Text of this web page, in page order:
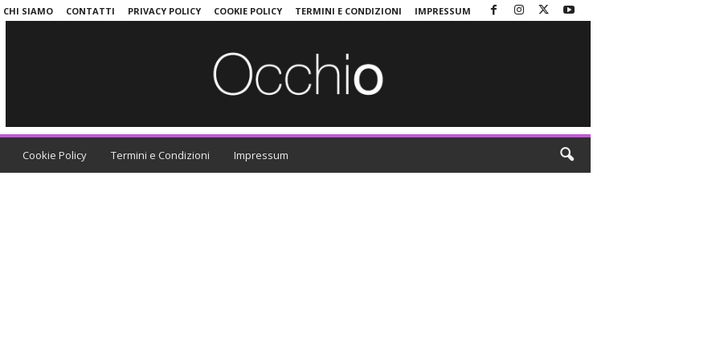
CHI SIAMO CONTATTI PRIVACY POLICY COOKIE POLICY TERMINI E CONDIZIONI IMPRESSUM
Cookie Policy Termini e Condizioni Impressum